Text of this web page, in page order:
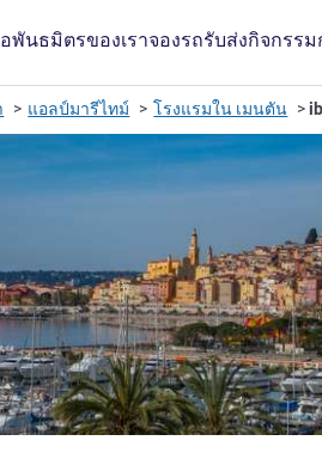
พันธมิตรของเราจองรถรับส่งกิจกรรม
แอลป์มารีไทม์ โรงแรมใน เมนตัน